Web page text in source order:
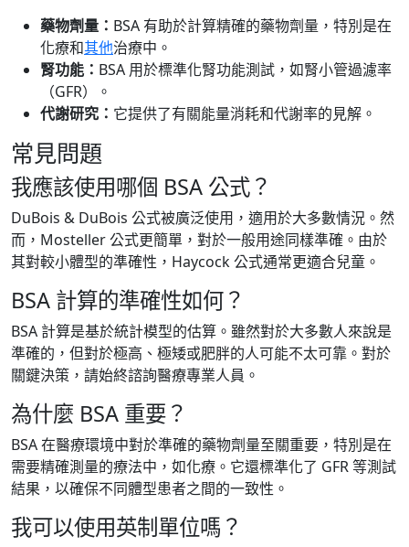
藥物劑量： BSA 有助於計算精確的藥物劑量，特別是在
化療和其他治療中。
腎功能： BSA 用於標準化腎功能測試，如腎小管過濾率
（GFR）。
代謝研究： 它提供了有關能量消耗和代謝率的見解。
常見問題
我應該使用哪個 BSA 公式？
DuBois & DuBois 公式被廣泛使用，適用於大多數情況。然
而，Mosteller 公式更簡單，對於一般用途同樣準確。由於
其對較小體型的準確性，Haycock 公式通常更適合兒童。
BSA 計算的準確性如何？
BSA 計算是基於統計模型的估算。雖然對於大多數人來說是
準確的，但對於極高、極矮或肥胖的人可能不太可靠。對於
關鍵決策，請始終諮詢醫療專業人員。
為什麼 BSA 重要？
BSA 在醫療環境中對於準確的藥物劑量至關重要，特別是在
需要精確測量的療法中，如化療。它還標準化了 GFR 等測試
結果，以確保不同體型患者之間的一致性。
我可以使用英制單位嗎？